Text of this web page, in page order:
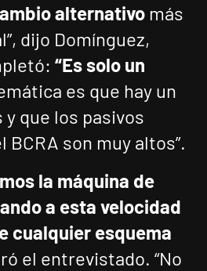
alternativo más
dijo Domínguez,
“Es solo un
es que hay un
y que los pasivos
son muy altos”.
la máquina de
a esta velocidad
cualquier esquema
el entrevistado. “No